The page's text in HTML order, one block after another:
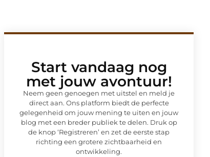
Start vandaag nog
met jouw avontuur!
Neem geen genoegen met uitstel en meld je
direct aan. Ons platform biedt de perfecte
gelegenheid om jouw mening te uiten en jouw
blog met een breder publiek te delen. Druk op
de knop ‘Registreren’ en zet de eerste stap
richting een grotere zichtbaarheid en
ontwikkeling.